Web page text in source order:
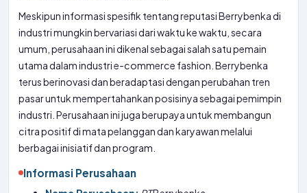
Meskipun informasi spesifik tentang reputasi Berrybenka di
industri mungkin bervariasi dari waktu ke waktu, secara
umum, perusahaan ini dikenal sebagai salah satu pemain
utama dalam industri e-commerce fashion. Berrybenka
terus berinovasi dan beradaptasi dengan perubahan tren
pasar untuk mempertahankan posisinya sebagai pemimpin
industri. Perusahaan ini juga berupaya untuk membangun
citra positif di mata pelanggan dan karyawan melalui
berbagai inisiatif dan program.
Informasi Perusahaan